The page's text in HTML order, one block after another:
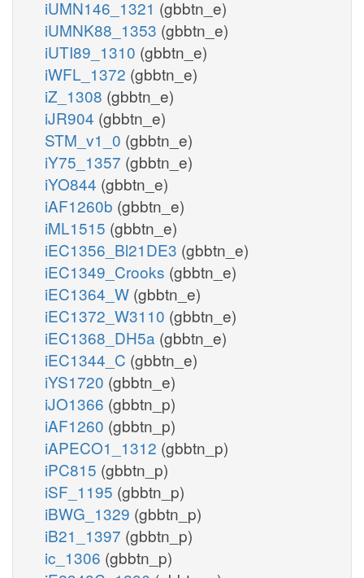
iUMN146_1321 (gbbtn_e)
iUMNK88_1353 (gbbtn_e)
iUTI89_1310 (gbbtn_e)
iWFL_1372 (gbbtn_e)
iZ_1308 (gbbtn_e)
iJR904 (gbbtn_e)
STM_v1_0 (gbbtn_e)
iY75_1357 (gbbtn_e)
iYO844 (gbbtn_e)
iAF1260b (gbbtn_e)
iML1515 (gbbtn_e)
iEC1356_Bl21DE3 (gbbtn_e)
iEC1349_Crooks (gbbtn_e)
iEC1364_W (gbbtn_e)
iEC1372_W3110 (gbbtn_e)
iEC1368_DH5a (gbbtn_e)
iEC1344_C (gbbtn_e)
iYS1720 (gbbtn_e)
iJO1366 (gbbtn_p)
iAF1260 (gbbtn_p)
iAPECO1_1312 (gbbtn_p)
iPC815 (gbbtn_p)
iSF_1195 (gbbtn_p)
iBWG_1329 (gbbtn_p)
iB21_1397 (gbbtn_p)
ic_1306 (gbbtn_p)